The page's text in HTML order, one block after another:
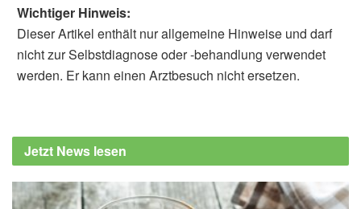
Wichtiger Hinweis:
Dieser Artikel enthält nur allgemeine Hinweise und darf
nicht zur Selbstdiagnose oder -behandlung verwendet
werden. Er kann einen Arztbesuch nicht ersetzen.
Jetzt News lesen